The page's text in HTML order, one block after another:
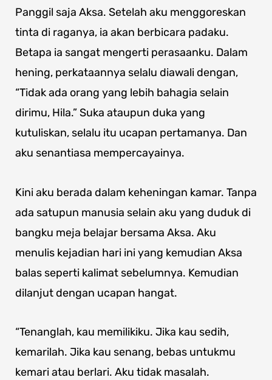
Panggil saja Aksa. Setelah aku menggoreskan
tinta di raganya, ia akan berbicara padaku.
Betapa ia sangat mengerti perasaanku. Dalam
hening, perkataannya selalu diawali dengan,
“Tidak ada orang yang lebih bahagia selain
dirimu, Hila.” Suka ataupun duka yang
kutuliskan, selalu itu ucapan pertamanya. Dan
aku senantiasa mempercayainya.
Kini aku berada dalam keheningan kamar. Tanpa
ada satupun manusia selain aku yang duduk di
bangku meja belajar bersama Aksa. Aku
menulis kejadian hari ini yang kemudian Aksa
balas seperti kalimat sebelumnya. Kemudian
dilanjut dengan ucapan hangat.
“Tenanglah, kau memilikiku. Jika kau sedih,
kemarilah. Jika kau senang, bebas untukmu
kemari atau berlari. Aku tidak masalah.